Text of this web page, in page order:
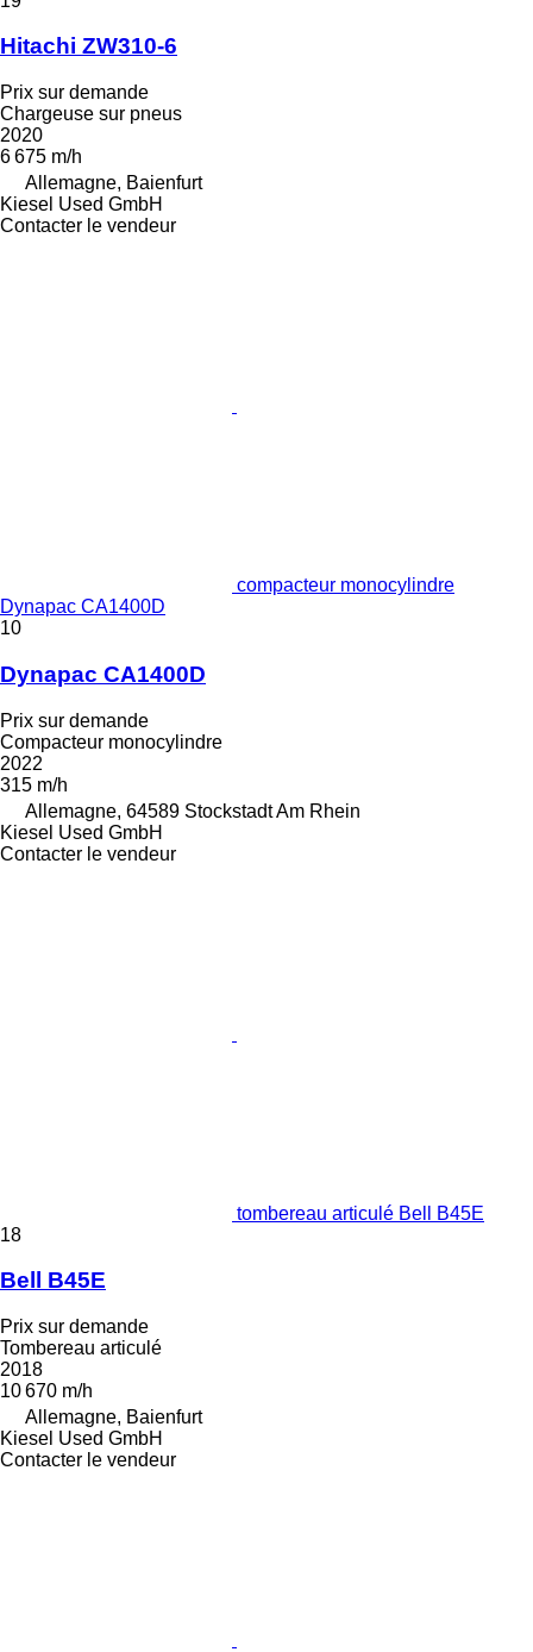
Hitachi ZW310-6
Prix sur demande
Chargeuse sur pneus
2020
6 675 m/h
Allemagne, Baienfurt
Kiesel Used GmbH
Contacter le vendeur
compacteur monocylindre
Dynapac CA1400D
10
Dynapac CA1400D
Prix sur demande
Compacteur monocylindre
2022
315 m/h
Allemagne, 64589 Stockstadt Am Rhein
Kiesel Used GmbH
Contacter le vendeur
tombereau articulé Bell B45E
18
Bell B45E
Prix sur demande
Tombereau articulé
2018
10 670 m/h
Allemagne, Baienfurt
Kiesel Used GmbH
Contacter le vendeur